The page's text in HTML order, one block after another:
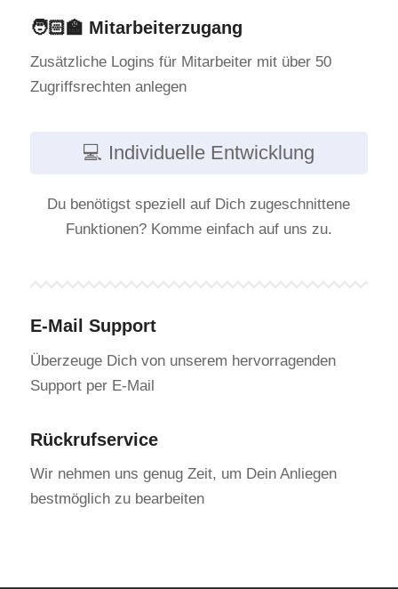
🧑🏻‍🏫 Mitarbeiterzugang
Zusätzliche Logins für Mitarbeiter mit über 50
Zugriffsrechten anlegen
💻 Individuelle Entwicklung
Du benötigst speziell auf Dich zugeschnittene
Funktionen? Komme einfach auf uns zu.
E-Mail Support
Überzeuge Dich von unserem hervorragenden
Support per E-Mail
Rückrufservice
Wir nehmen uns genug Zeit, um Dein Anliegen
bestmöglich zu bearbeiten